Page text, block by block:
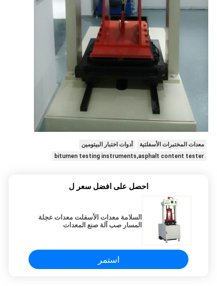
معدات المختبرات الأسفلتية
أدوات اختبار البيتومين
bitumen testing instruments,asphalt content tester
احصل على افضل سعر ل
السلامة معدات الأسفلت معدات عجلة
المسار صب آلة صنع المعدات
استمر